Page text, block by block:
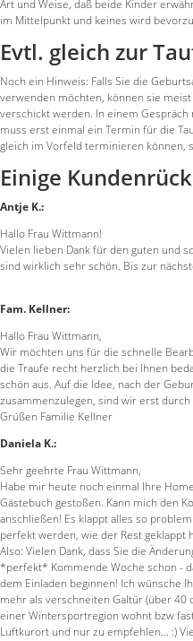
Art und Weise, daß beide Kinder
im Mittelpunkt und keines wird
Evtl. gleich zur
Noch ein Hinweis: Falls Sie die
verwenden möchten, können sie
verschickt werden. In einem
muss erst einmal ein Termin für die
gleich im Vorfeld terminieren können,
Einige
Antje K.:
Hallo Frau Wittmann!
Vielen lieben Dank für den guten und
sind wirklich sehr schön. Bis zur
Fam. Kellner:
Hallo Frau Wittmann,
Wir möchten uns für die schnelle
die Traufe recht herzlich bei Ihnen
schön aus. Auf die Idee, nach der
zusammenzulegen, sind wir erst
Grüßen Familie Kellner
Daniela K.:
Sehr geehrte Frau Wittmann,
Habe mir heute noch einmal Ihre
Gästebuch gestoßen. Kann mich den
anschließen! Es klappt alles so
perfekt werden, wie der Rest geklappt
Also: Vielen Dank, dass Sie die
*perfekt* Kommende Woche schon -
dem Einladen beginnen! Ich wünsche
mehr als verschneiten Galtür (über 40
einer Wintersportregion wohnt bzw
Luftkurort und nur zu empfehlen... :)